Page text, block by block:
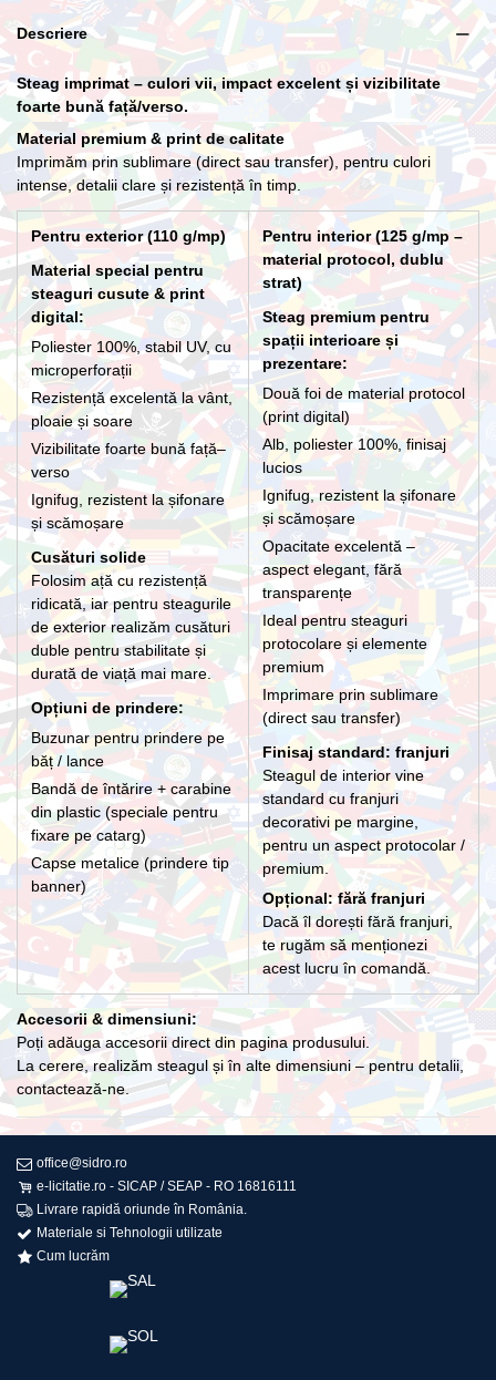
266,20 lei
Descriere
Steag imprimat – culori vii, impact excelent și vizibilitate
foarte bună față/verso.
Material premium & print de calitate
Imprimăm prin sublimare (direct sau transfer), pentru culori
intense, detalii clare și rezistență în timp.
Pentru exterior (110 g/mp)
Material special pentru
steaguri cusute & print
digital:
Poliester 100%, stabil UV, cu
microperforații
Rezistență excelentă la vânt,
ploaie și soare
Vizibilitate foarte bună față–
verso
Ignifug, rezistent la șifonare
și scămoșare
Cusături solide
Folosim ață cu rezistență
ridicată, iar pentru steagurile
de exterior realizăm cusături
duble pentru stabilitate și
durată de viață mai mare.
Opțiuni de prindere:
Buzunar pentru prindere pe
băț / lance
Bandă de întărire + carabine
din plastic (speciale pentru
fixare pe catarg)
Capse metalice (prindere tip
banner)
Pentru interior (125 g/mp –
material protocol, dublu
strat)
Steag premium pentru
spații interioare și
prezentare:
Două foi de material protocol
(print digital)
Alb, poliester 100%, finisaj
lucios
Ignifug, rezistent la șifonare
și scămoșare
Opacitate excelentă –
aspect elegant, fără
transparențe
Ideal pentru steaguri
protocolare și elemente
premium
Imprimare prin sublimare
(direct sau transfer)
Finisaj standard: franjuri
Steagul de interior vine
standard cu franjuri
decorativi pe margine,
pentru un aspect protocolar /
premium.
Opțional: fără franjuri
Dacă îl dorești fără franjuri,
te rugăm să menționezi
acest lucru în comandă.
Accesorii & dimensiuni:
Poți adăuga accesorii direct din pagina produsului.
La cerere, realizăm steagul și în alte dimensiuni – pentru detalii,
contactează-ne.
office@sidro.ro
e-licitatie.ro - SICAP / SEAP - RO 16816111
Livrare rapidă oriunde în România.
Materiale si Tehnologii utilizate
Cum lucrăm